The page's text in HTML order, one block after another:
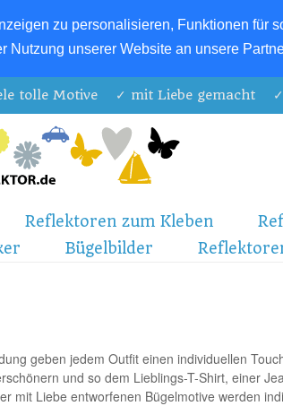
zu personalisieren, Funktionen
Nutzung unserer Website an unsere
tolle Motive ✓ mit Liebe
Reflektoren zum Kleben
Bügelbilder
geben jedem Outfit einen individuellen
und so dem Lieblings-T-Shirt, einer
mit Liebe entworfenen Bügelmotive werden